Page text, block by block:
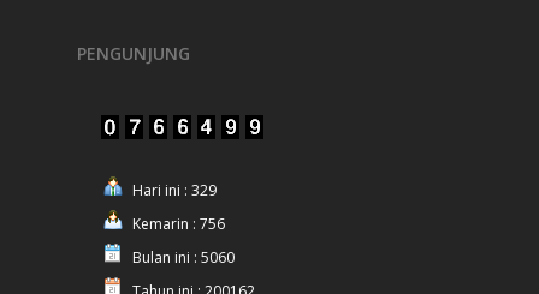
PENGUNJUNG
Hari ini : 329
Kemarin : 756
Bulan ini : 5060